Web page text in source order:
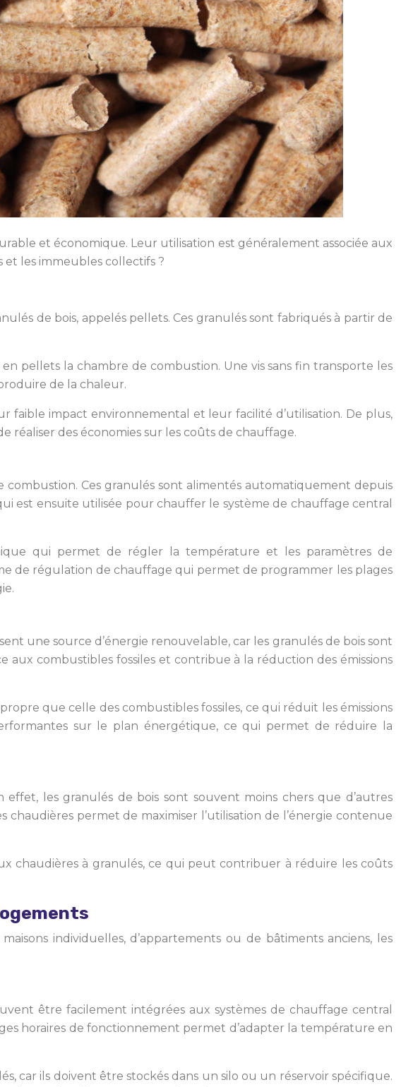
et économique. Leur utilisation est généralement associée aux
et les immeubles collectifs ?
de bois, appelés pellets. Ces granulés sont fabriqués à partir de
pellets la chambre de combustion. Une vis sans fin transporte les
de la chaleur.
faible impact environnemental et leur facilité d’utilisation. De plus,
réaliser des économies sur les coûts de chauffage.
Ces granulés sont alimentés automatiquement depuis
est ensuite utilisée pour chauffer le système de chauffage central
qui permet de régler la température et les paramètres de
de régulation de chauffage qui permet de programmer les plages
une source d’énergie renouvelable, car les granulés de bois sont
combustibles fossiles et contribue à la réduction des émissions
que celle des combustibles fossiles, ce qui réduit les émissions
sur le plan énergétique, ce qui permet de réduire la
les granulés de bois sont souvent moins chers que d’autres
permet de maximiser l’utilisation de l’énergie contenue
chaudières à granulés, ce qui peut contribuer à réduire les coûts
individuelles, d’appartements ou de bâtiments anciens, les
être facilement intégrées aux systèmes de chauffage central
horaires de fonctionnement permet d’adapter la température en
car ils doivent être stockés dans un silo ou un réservoir spécifique.